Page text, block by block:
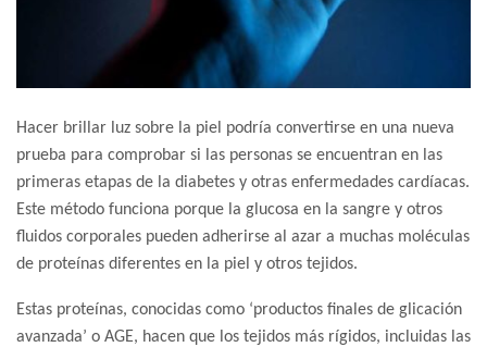
Hacer brillar luz sobre la piel podría convertirse en una nueva
prueba para comprobar si las personas se encuentran en las
primeras etapas de la diabetes y otras enfermedades cardíacas.
Este método funciona porque la glucosa en la sangre y otros
fluidos corporales pueden adherirse al azar a muchas moléculas
de proteínas diferentes en la piel y otros tejidos.
Estas proteínas, conocidas como ‘productos finales de glicación
avanzada’ o AGE, hacen que los tejidos más rígidos, incluidas las